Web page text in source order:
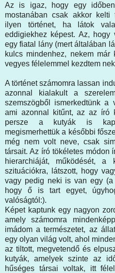
Az is igaz, hogy egy
mostanában csak akkor
ilyen történet, ha látok
eddigiekhez képest. Az, hogy
egy fiatal lány (mert általában
kulcs mindenhez, nekem már
vegyes félelemmel kezdtem
A történet számomra lassan
azonnal kialakult a
szemszögből ismerkedtünk a
ami azonnal kitűnt, az az író
persze a kutyák is
megismerhettük a későbbi
még nem volt neve, csak
társait. Az író tökéletes módon
hierarchiáját, működését, a
szituációkra, látszott, hogy
vagy pedig neki is van egy (a
hogy ő is tart egyet,
valóságtól:).
Képet kaptunk egy nagyon
amely számomra
imádom a természetet, az
egy olyan világ volt, ahol
az tiltott, megvetendő és
kutyák, amelyek szinte az
hűséges társai voltak, itt